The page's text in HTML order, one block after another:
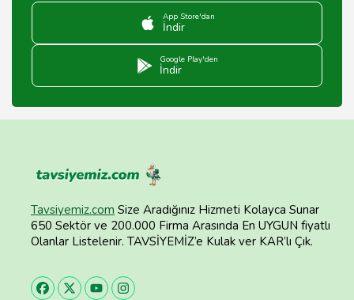
App Store'dan
İndir
Google Play'den
İndir
Tavsiyemiz.com Size Aradığınız Hizmeti Kolayca Sunar
650 Sektör ve 200.000 Firma Arasında En UYGUN fiyatlı
Olanlar Listelenir. TAVSİYEMİZ’e Kulak ver KAR’lı Çık.